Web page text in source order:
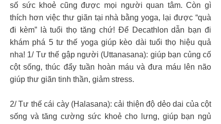
số sức khoẻ cũng được mọi người quan tâm. Còn gì
thích hơn việc thư giãn tại nhà bằng yoga, lại được “quà
đi kèm” là tuổi thọ tăng chứ! Để Decathlon dẫn bạn đi
khám phá 5 tư thế yoga giúp kèo dài tuổi thọ hiệu quả
nha! 1/ Tư thế gập người (Uttanasana): giúp bạn củng cố
cột sống, thúc đẩy tuần hoàn máu và đưa máu lên não
giúp thư giãn tinh thần, giảm stress.
2/ Tư thế cái cày (Halasana): cải thiện độ dẻo dai của cột
sống và tăng cường sức khoẻ cho lưng, giúp bạn ngủ